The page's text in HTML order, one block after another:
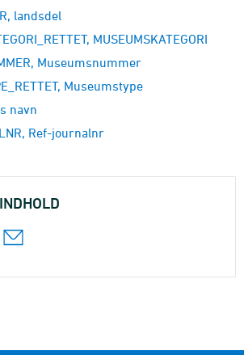
landsdel
MUSEUMSKATEGORI
Museumsnummer
Museumstype
navn
Ref-journalnr